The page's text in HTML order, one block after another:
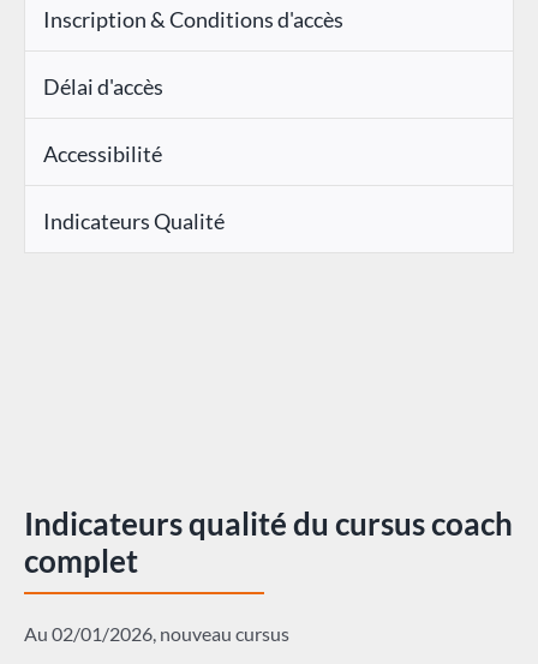
Inscription & Conditions d'accès
Délai d'accès
Accessibilité
Indicateurs Qualité
Indicateurs qualité du cursus coach
complet
Au 02/01/2026, nouveau cursus